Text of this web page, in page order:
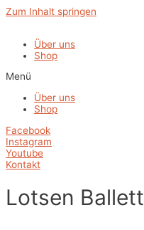
Zum Inhalt springen
Über uns
Shop
Menü
Über uns
Shop
Facebook
Instagram
Youtube
Kontakt
Lotsen Ballett